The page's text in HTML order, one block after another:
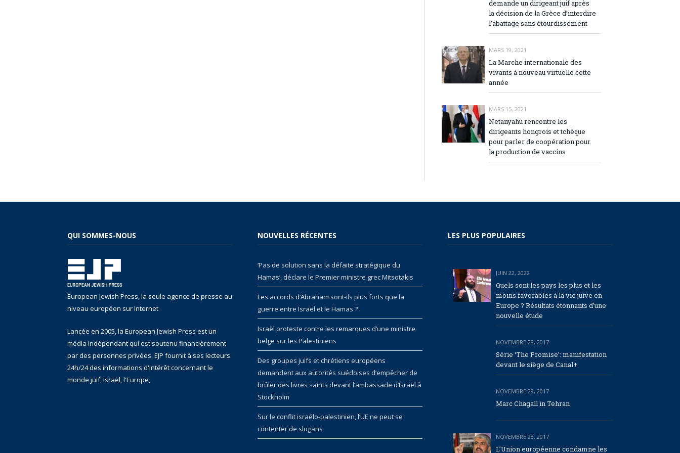
demande un dirigeant juif après
la décision de la Grèce d’interdire
l’abattage sans étourdissement
MARS 19, 2021
La Marche internationale des
vivants à nouveau virtuelle cette
année
MARS 15, 2021
Netanyahu rencontre les
dirigeants hongrois et tchèque
pour parler de coopération pour
la production de vaccins
QUI SOMMES-NOUS
European Jewish Press, la seule agence de presse au
niveau européen sur Internet
Lancée en 2005, la European Jewish Press est un
média indépendant qui est soutenu financiérement
par des personnes privées. EJP fournit à ses lecteurs
24h/24 des informations d'intérêt concernant le
monde juif, Israël, l'Europe,
NOUVELLES RÉCENTES
‘Pas de solution sans la défaite stratégique du
Hamas’, déclare le Premier ministre grec Mitsotakis
Les accords d’Abraham sont-ils plus forts que la
guerre entre Israël et le Hamas ?
Israël proteste contre les remarques d’une ministre
belge sur les Palestiniens
Des groupes juifs et chrétiens européens
demandent aux autorités suédoises d’empêcher de
brûler des livres saints devant l’ambassade d’Israël à
Stockholm
Sur le conflit israélo-palestinien, l’UE ne peut se
contenter de slogans
LES PLUS POPULAIRES
JUIN 22, 2022
Quels sont les pays les plus et les
moins favorables à la vie juive en
Europe ? Résultats étonnants d’une
nouvelle étude
NOVEMBRE 28, 2017
Série ‘The Promise’: manifestation
devant le siège de Canal+
NOVEMBRE 29, 2017
Marc Chagall in Tehran
NOVEMBRE 28, 2017
L’Union européenne condamne les